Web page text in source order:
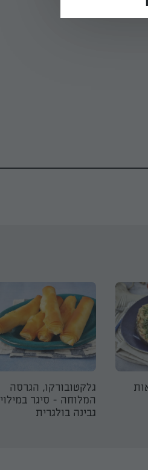
גלקטובורקו, הגרסה
המלוחה - סיגר במילוי
גבינה בולגרית